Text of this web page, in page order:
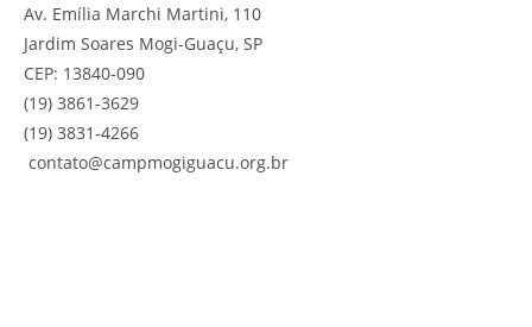
Av. Emília Marchi Martini, 110
Jardim Soares Mogi-Guaçu, SP
CEP: 13840-090
(19) 3861-3629
(19) 3831-4266 ‎
contato@campmogiguacu.org.br